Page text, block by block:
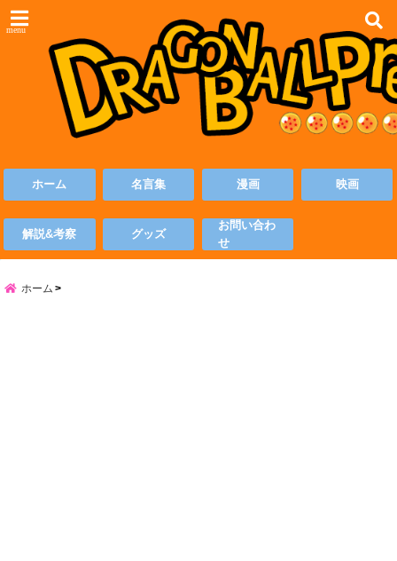
menu
ホーム 名言集 漫画 映画
解説&考察 グッズ
お問い合わ
せ
ホーム